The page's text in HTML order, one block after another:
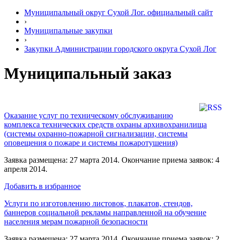
Муниципальный округ Сухой Лог. официальный сайт
›
Муниципальные закупки
›
Закупки Администрации городского округа Сухой Лог
Муниципальный заказ
Оказание услуг по техническому обслуживанию
комплекса технических средств охраны архивохранилища
(системы охранно-пожарной сигнализации, системы
оповещения о пожаре и системы пожаротушения)
Заявка размещена: 27 марта 2014. Окончание приема заявок: 4
апреля 2014.
Добавить в избранное
Услуги по изготовлению листовок, плакатов, стендов,
баннеров социальной рекламы направленной на обучение
населения мерам пожарной безопасности